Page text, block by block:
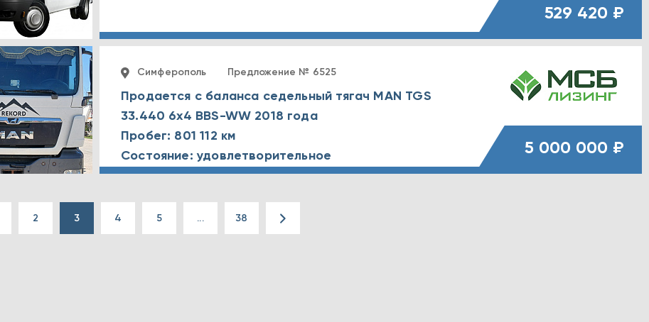
529 420 ₽
Симферополь Предложение № 6525
Продается с баланса седельный тягач MAN TGS
33.440 6x4 BBS-WW 2018 года
Пробег: 801 112 км
Состояние: удовлетворительное
5 000 000 ₽
2 3 4 5 ... 38